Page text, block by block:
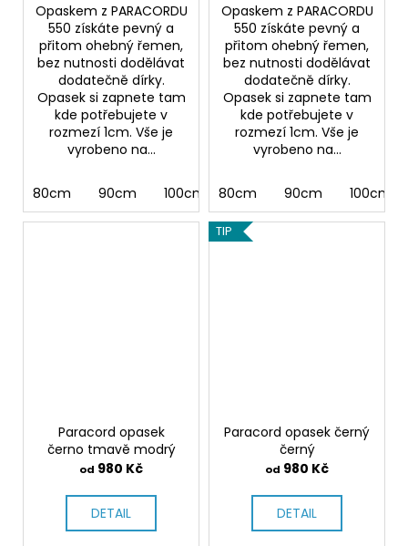
Opaskem z PARACORDU
550 získáte pevný a
přitom ohebný řemen,
bez nutnosti dodělávat
dodatečně dírky.
Opasek si zapnete tam
kde potřebujete v
rozmezí 1cm. Vše je
vyrobeno na...
80cm 90cm 100cm 110cm 120cm
Opaskem z PARACORDU
550 získáte pevný a
přitom ohebný řemen,
bez nutnosti dodělávat
dodatečně dírky.
Opasek si zapnete tam
kde potřebujete v
rozmezí 1cm. Vše je
vyrobeno na...
80cm 90cm 100cm
Paracord opasek
černo tmavě modrý
od 980 Kč
DETAIL
TIP
Paracord opasek černý
černý
od 980 Kč
DETAIL